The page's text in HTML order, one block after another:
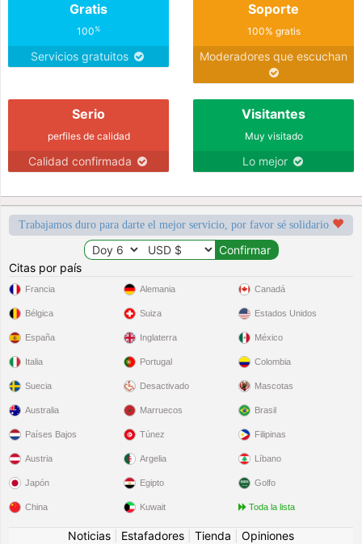
Gratis
100%
Servicios gratuitos
Soporte
100% gratis
Moderadores que escuchan
Serio
perfiles de calidad
Calidad confirmada
Visitantes
Muy visitado
Lo mejor
Trabajamos duro para darte el mejor servicio, por favor sé solidario
Citas por país
Francia
Bélgica
España
Italia
Suecia
Alemania
Suiza
Inglaterra
Portugal
Desactivado
Canadá
Estados Unidos
México
Colombia
Mascotas
Australia
Países Bajos
Austria
Japón
China
Marruecos
Túnez
Argelia
Egipto
Kuwait
Brasil
Filipinas
Líbano
Golfo
Toda la lista
Noticias Estafadores Tienda
Opiniones